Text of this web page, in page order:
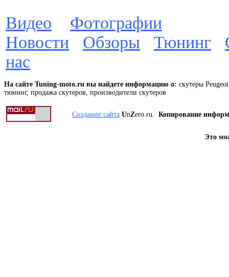
Видео
Фотографии
Новости
Обзоры Тюнинг
нас
На сайте Tuning-moto.ru вы найдете информацию о: скутеры
тюнинг, продажа скутеров, производители скутеров
Создание сайта UnZero.ru. Копирование
Это